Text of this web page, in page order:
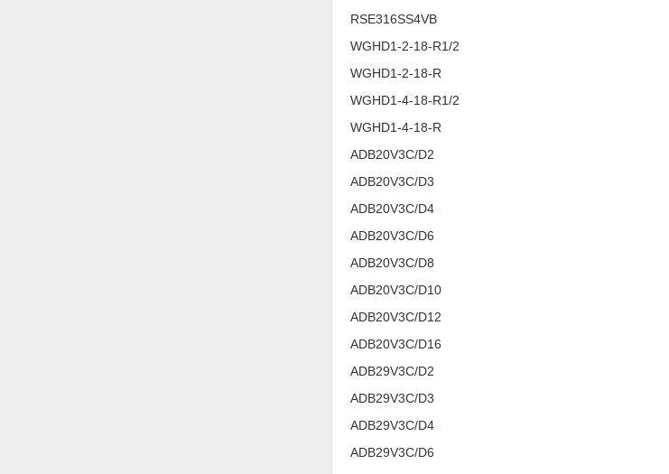
RSE316SS4VB
WGHD1-2-18-R1/2
WGHD1-2-18-R
WGHD1-4-18-R1/2
WGHD1-4-18-R
ADB20V3C/D2
ADB20V3C/D3
ADB20V3C/D4
ADB20V3C/D6
ADB20V3C/D8
ADB20V3C/D10
ADB20V3C/D12
ADB20V3C/D16
ADB29V3C/D2
ADB29V3C/D3
ADB29V3C/D4
ADB29V3C/D6